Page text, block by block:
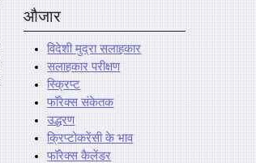
औजार
विदेशी मुद्रा सलाहकार
सलाहकार परीक्षण
स्क्रिप्ट
फॉरेक्स संकेतक
उद्धरण
क्रिप्टोकरेंसी के भाव
फॉरेक्स कैलेंडर